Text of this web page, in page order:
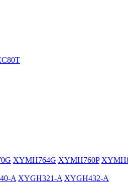
XYMH764G XYMH760P
A XYGH321-A XYGH432-A